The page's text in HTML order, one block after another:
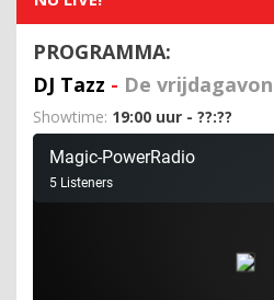
PROGRAMMA:
DJ Tazz - De
Showtime: 19:00 uur - ??:??